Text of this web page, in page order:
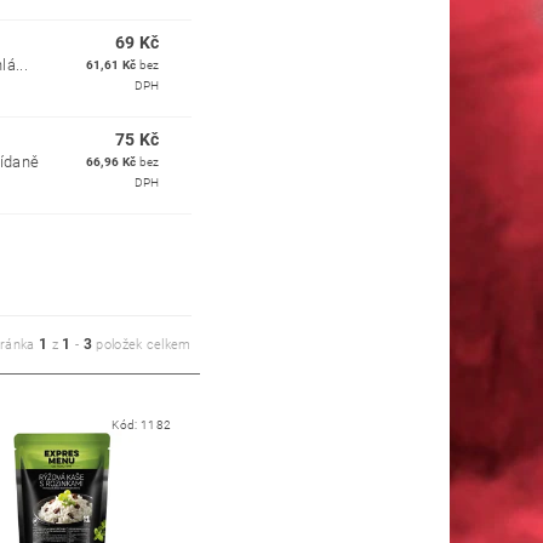
69 Kč
61,61 Kč bez
DPH
75 Kč
66,96 Kč bez
DPH
1 z 1 - 3položek celkem
Kód: 1182